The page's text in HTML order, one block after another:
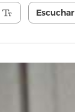
Escuchar